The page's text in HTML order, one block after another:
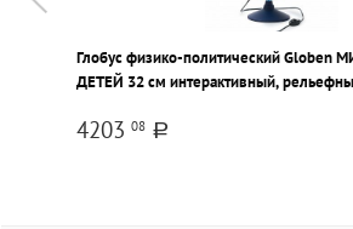
Глобус физико-политический Globen
ДЕТЕЙ 32 см интерактивный,
4203 08 a